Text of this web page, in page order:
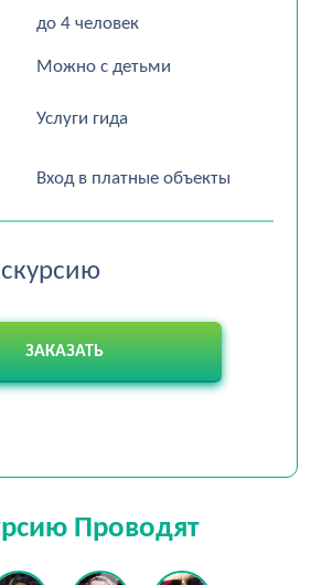
до 4 человек
Можно с детьми
Услуги гида
Вход в платные объекты
ЗАКАЗАТЬ
Проводят